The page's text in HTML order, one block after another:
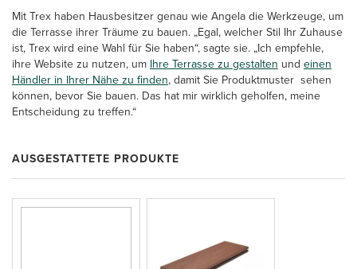
Mit Trex haben Hausbesitzer genau wie Angela die Werkzeuge, um
die Terrasse ihrer Träume zu bauen. „Egal, welcher Stil Ihr Zuhause
ist, Trex wird eine Wahl für Sie haben“, sagte sie. „Ich empfehle,
ihre Website zu nutzen, um Ihre Terrasse zu gestalten und einen
Händler in Ihrer Nähe zu finden, damit Sie Produktmuster sehen
können, bevor Sie bauen. Das hat mir wirklich geholfen, meine
Entscheidung zu treffen.“
AUSGESTATTETE PRODUKTE